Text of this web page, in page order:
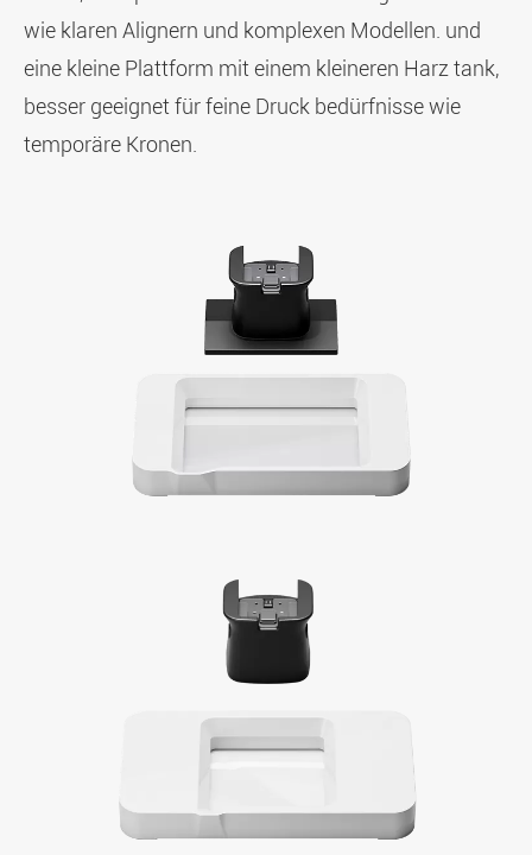
wie klaren Alignern und komplexen Modellen. und
eine kleine Plattform mit einem kleineren Harz tank,
besser geeignet für feine Druck bedürfnisse wie
temporäre Kronen.